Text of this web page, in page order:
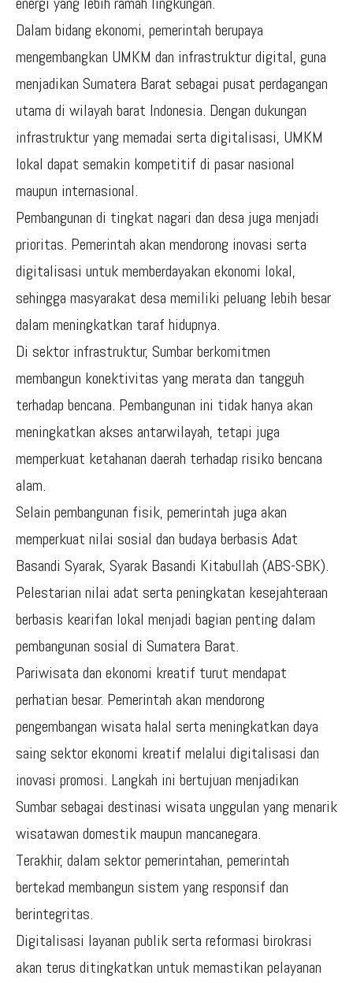
Dalam bidang ekonomi, pemerintah berupaya
mengembangkan UMKM dan infrastruktur digital, guna
menjadikan Sumatera Barat sebagai pusat perdagangan
utama di wilayah barat Indonesia. Dengan dukungan
infrastruktur yang memadai serta digitalisasi, UMKM
lokal dapat semakin kompetitif di pasar nasional
maupun internasional.
Pembangunan di tingkat nagari dan desa juga menjadi
prioritas. Pemerintah akan mendorong inovasi serta
digitalisasi untuk memberdayakan ekonomi lokal,
sehingga masyarakat desa memiliki peluang lebih besar
dalam meningkatkan taraf hidupnya.
Di sektor infrastruktur, Sumbar berkomitmen
membangun konektivitas yang merata dan tangguh
terhadap bencana. Pembangunan ini tidak hanya akan
meningkatkan akses antarwilayah, tetapi juga
memperkuat ketahanan daerah terhadap risiko bencana
alam.
Selain pembangunan fisik, pemerintah juga akan
memperkuat nilai sosial dan budaya berbasis Adat
Basandi Syarak, Syarak Basandi Kitabullah (ABS-SBK).
Pelestarian nilai adat serta peningkatan kesejahteraan
berbasis kearifan lokal menjadi bagian penting dalam
pembangunan sosial di Sumatera Barat.
Pariwisata dan ekonomi kreatif turut mendapat
perhatian besar. Pemerintah akan mendorong
pengembangan wisata halal serta meningkatkan daya
saing sektor ekonomi kreatif melalui digitalisasi dan
inovasi promosi. Langkah ini bertujuan menjadikan
Sumbar sebagai destinasi wisata unggulan yang menarik
wisatawan domestik maupun mancanegara.
Terakhir, dalam sektor pemerintahan, pemerintah
bertekad membangun sistem yang responsif dan
berintegritas.
Digitalisasi layanan publik serta reformasi birokrasi
akan terus ditingkatkan untuk memastikan pelayanan